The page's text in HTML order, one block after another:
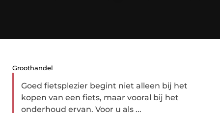
Groothandel
Goed fietsplezier begint niet alleen bij het
kopen van een fiets, maar vooral bij het
onderhoud ervan. Voor u als ...